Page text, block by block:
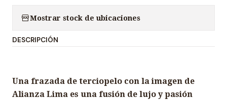
i
d
Mostrar stock de ubicaciones
DESCRIPCIÓN
Una frazada de terciopelo con la imagen de
Alianza Lima es una fusión de lujo y pasión